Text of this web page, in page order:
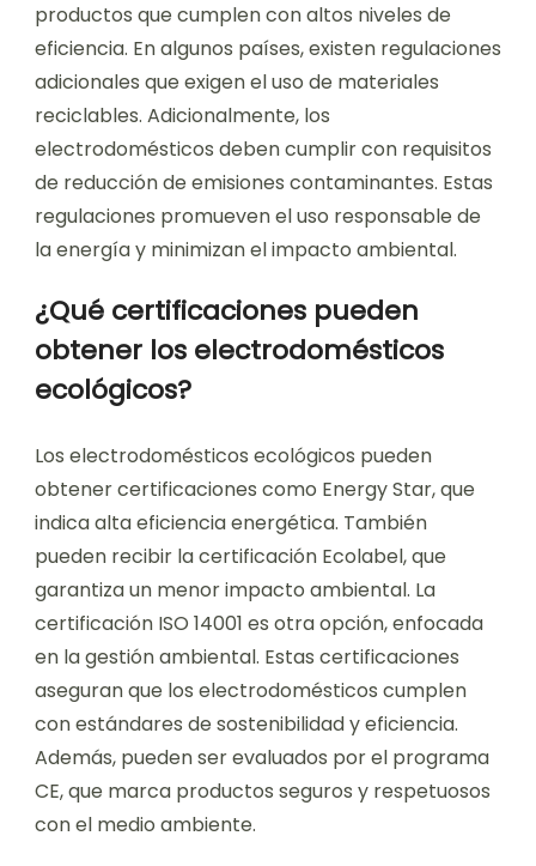
productos que cumplen con altos niveles de
eficiencia. En algunos países, existen regulaciones
adicionales que exigen el uso de materiales
reciclables. Adicionalmente, los
electrodomésticos deben cumplir con requisitos
de reducción de emisiones contaminantes. Estas
regulaciones promueven el uso responsable de
la energía y minimizan el impacto ambiental.
¿Qué certificaciones pueden
obtener los electrodomésticos
ecológicos?
Los electrodomésticos ecológicos pueden
obtener certificaciones como Energy Star, que
indica alta eficiencia energética. También
pueden recibir la certificación Ecolabel, que
garantiza un menor impacto ambiental. La
certificación ISO 14001 es otra opción, enfocada
en la gestión ambiental. Estas certificaciones
aseguran que los electrodomésticos cumplen
con estándares de sostenibilidad y eficiencia.
Además, pueden ser evaluados por el programa
CE, que marca productos seguros y respetuosos
con el medio ambiente.